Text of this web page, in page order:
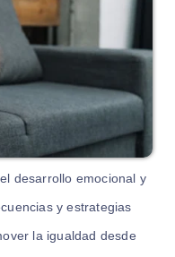
desarrollo emocional y
y estrategias
la igualdad desde